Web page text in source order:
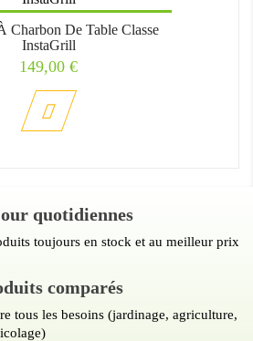
Charbon De Table Classe
InstaGrill
Prix
149,00 €
quotidiennes
toujours en stock et au meilleur prix
comparés
tous les besoins (jardinage, agriculture,